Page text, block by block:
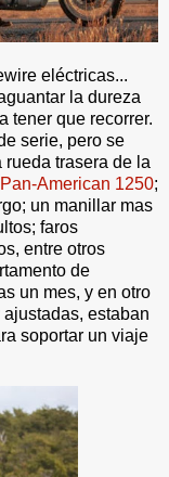
eléctricas...
la dureza
tener que recorrer.
serie, pero se
trasera de la
Pan-American 1250;
un manillar mas
faros
entre otros
de
un mes, y en otro
estaban
soportar un viaje